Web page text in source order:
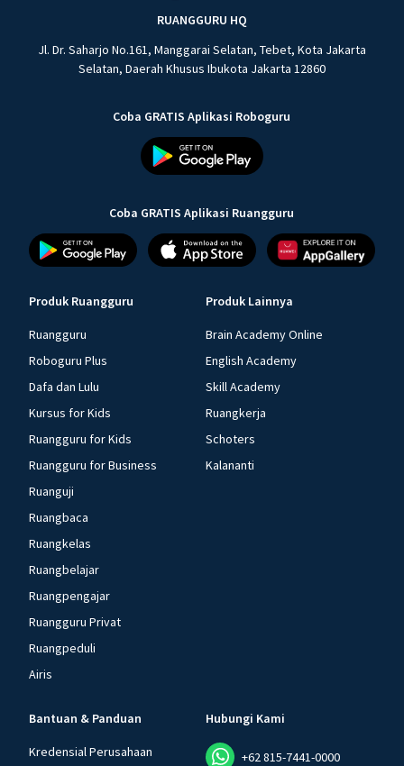
RUANGGURU HQ
Jl. Dr. Saharjo No.161, Manggarai Selatan, Tebet, Kota Jakarta
Selatan, Daerah Khusus Ibukota Jakarta 12860
Coba GRATIS Aplikasi Roboguru
Coba GRATIS Aplikasi Ruangguru
Produk Ruangguru
Ruangguru
Roboguru Plus
Dafa dan Lulu
Kursus for Kids
Ruangguru for Kids
Ruangguru for Business
Ruanguji
Ruangbaca
Ruangkelas
Ruangbelajar
Ruangpengajar
Ruangguru Privat
Ruangpeduli
Airis
Produk Lainnya
Brain Academy Online
English Academy
Skill Academy
Ruangkerja
Schoters
Kalananti
Bantuan & Panduan
Kredensial Perusahaan
Hubungi Kami
+62 815-7441-0000